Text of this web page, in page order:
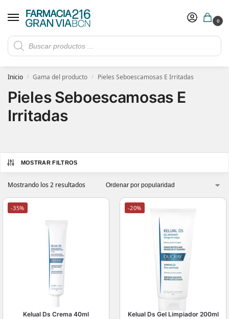
0
Rebajas de verano hasta -30%
​ 5€ de descuento con el cupón 5GRANVIA (compras superiores a 150€)
Inicio / Gama del producto / Pieles Seboescamosas E Irritadas
Pieles Seboescamosas E
Irritadas
MOSTRAR FILTROS
Mostrando los 2 resultados
-35%
Kelual Ds Crema 40ml
-20%
Kelual Ds Gel Limpiador 200ml